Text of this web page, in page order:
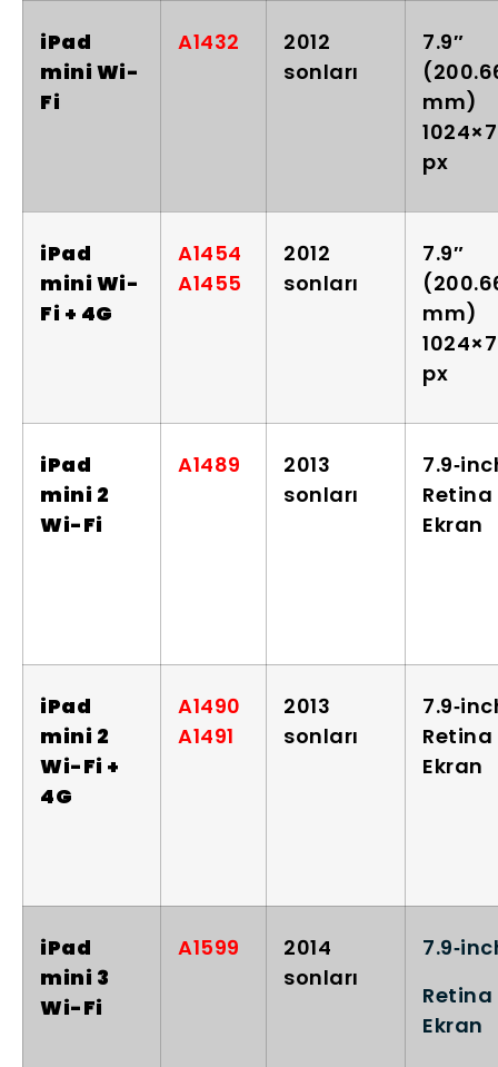
iPad
mini Wi-
Fi
A1432
2012
sonları
7.9″
mm)
px
iPad
mini Wi-
Fi + 4G
A1454
A1455
2012
sonları
7.9″
mm)
px
iPad
mini 2
Wi-Fi
A1489
2013
sonları
Retina
Ekran
iPad
mini 2
Wi-Fi +
4G
A1490
A1491
2013
sonları
Retina
Ekran
iPad
mini 3
Wi-Fi
A1599
2014
sonları
Retina
Ekran